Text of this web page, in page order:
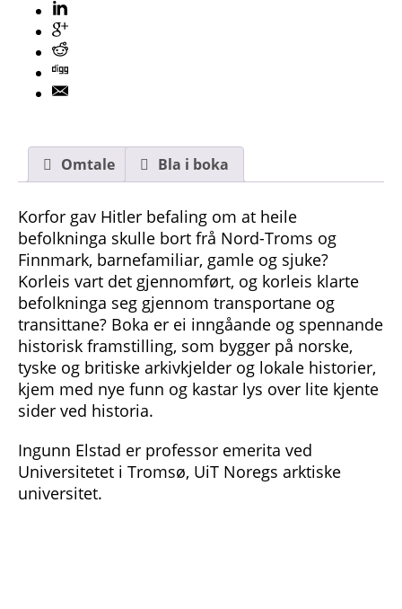
Omtale Bla i boka
Korfor gav Hitler befaling om at heile
befolkninga skulle bort frå Nord-Troms og
Finnmark, barnefamiliar, gamle og sjuke?
Korleis vart det gjennomført, og korleis klarte
befolkninga seg gjennom transportane og
transittane? Boka er ei inngåande og spennande
historisk framstilling, som bygger på norske,
tyske og britiske arkivkjelder og lokale historier,
kjem med nye funn og kastar lys over lite kjente
sider ved historia.
Ingunn Elstad er professor emerita ved
Universitetet i Tromsø, UiT Noregs arktiske
universitet.